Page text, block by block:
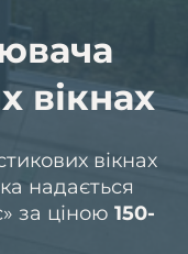
вікнах
вікнах
надається
за ціною 150-